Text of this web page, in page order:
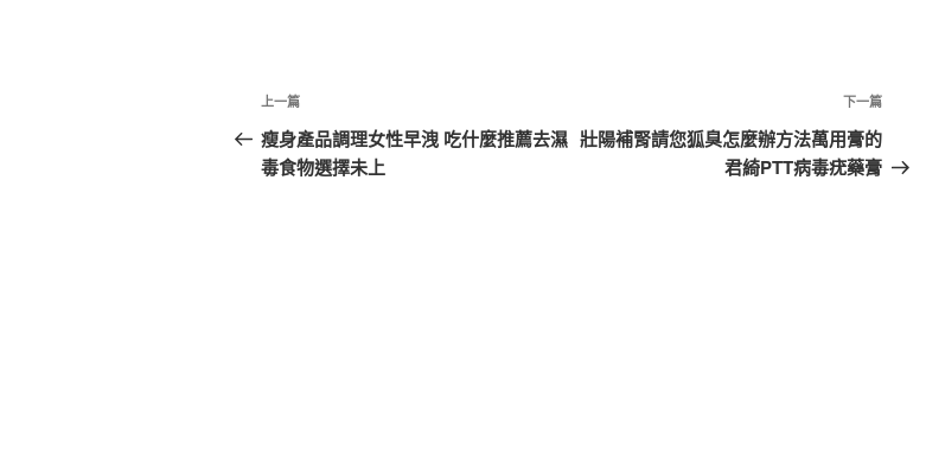
文
章
導
上
一
篇
上一篇
瘦身產品調理女性早洩 吃什麼推薦去濕
毒食物選擇未上
下
一
篇
下一篇
壯陽補腎請您狐臭怎麼辦方法萬用膏的
君綺PTT病毒疣藥膏